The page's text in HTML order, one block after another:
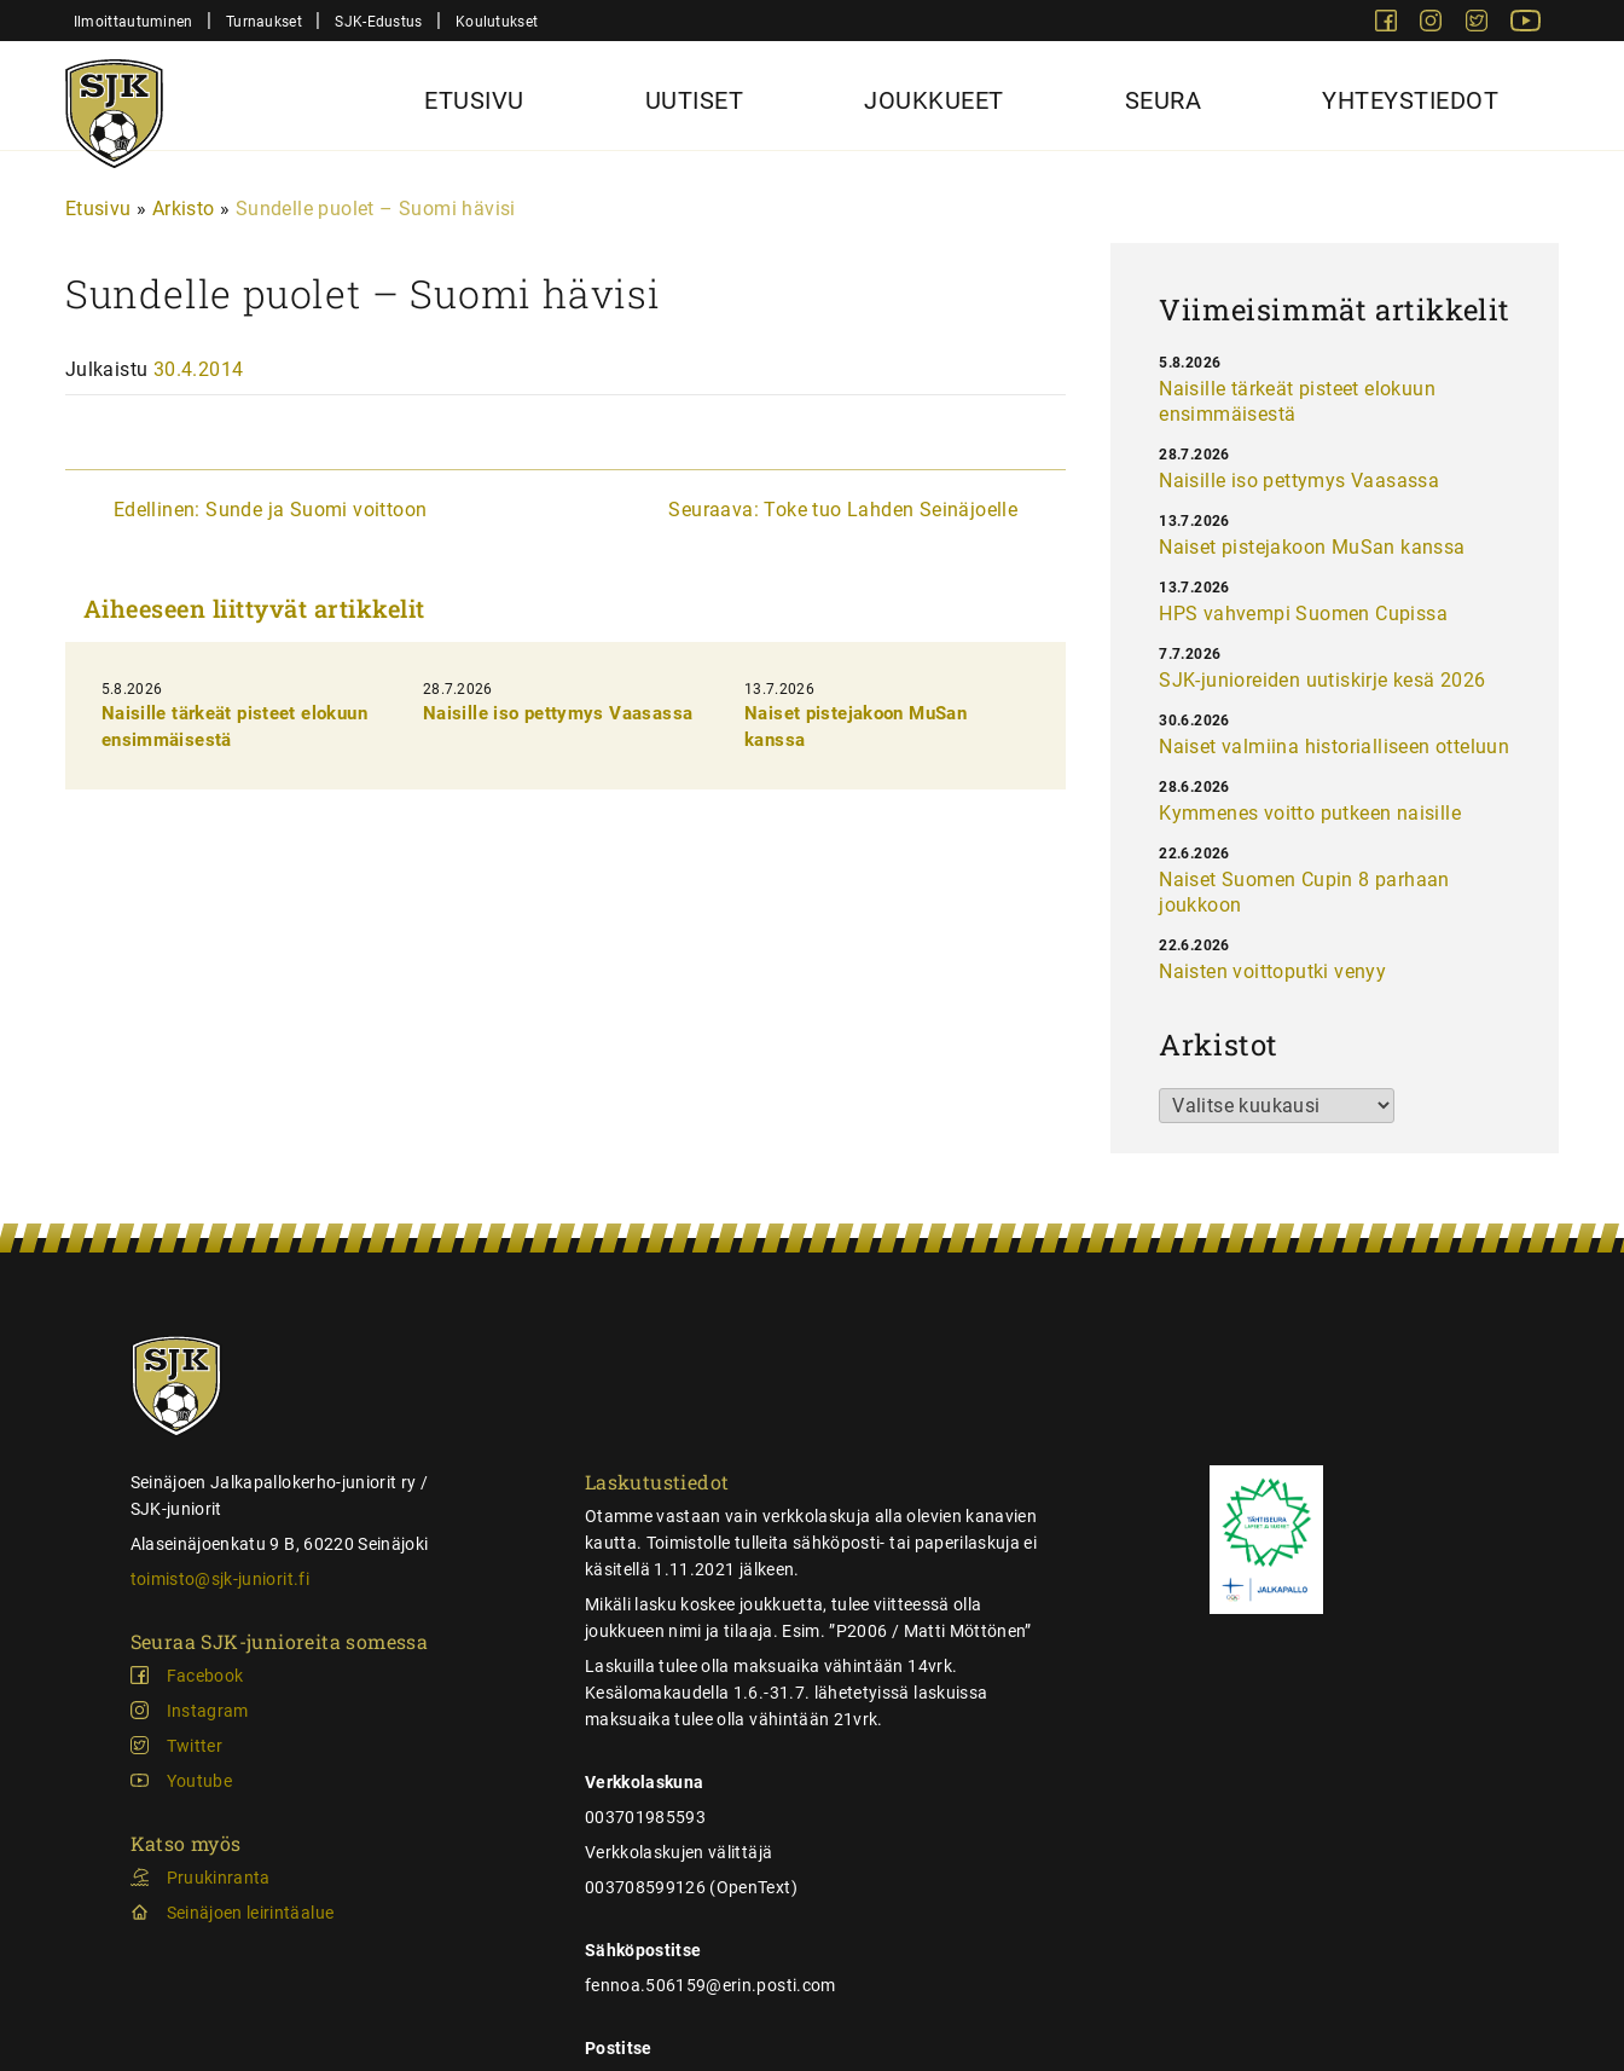
sisältöön
Ilmoittautuminen | Turnaukset | SJK-Edustus | Koulutukset FacebookInstagram
Twitter
Sjk-
Juniorit
ETUSIVU UUTISET JOUKKUEET SEURA YHTEYSTIEDOT
Etusivu » Arkisto » Sundelle puolet – Suomi hävisi
Sundelle puolet – Suomi hävisi
Julkaistu 30.4.2014
A
i
k
e
Edellinen: Sunde ja Suomi voittoon Seuraava: Toke tuo Lahden Seinäjoelle
Aiheeseen liittyvät artikkelit
5.8.2026
Naisille tärkeät pisteet elokuun
ensimmäisestä
28.7.2026
Naisille iso pettymys Vaasassa
13.7.2026
Naiset pistejakoon MuSan
kanssa
Viimeisimmät artikkelit
Naisille tärkeät pisteet elokuun
ensimmäisestä
5.8.2026
Naisille iso pettymys Vaasassa
28.7.2026
Naiset pistejakoon MuSan kanssa
13.7.2026
HPS vahvempi Suomen Cupissa
13.7.2026
SJK-junioreiden uutiskirje kesä 2026
7.7.2026
Naiset valmiina historialliseen otteluun
30.6.2026
Kymmenes voitto putkeen naisille
28.6.2026
Naiset Suomen Cupin 8 parhaan
joukkoon
22.6.2026
Naisten voittoputki venyy
22.6.2026
Arkistot
Arkistot
SJK-
juniorit
Seinäjoen Jalkapallokerho-juniorit ry /
SJK-juniorit
Alaseinäjoenkatu 9 B, 60220 Seinäjoki
toimisto@sjk-juniorit.fi
Seuraa SJK-junioreita somessa
Facebook
Instagram
Twitter
Youtube
Katso myös
Pruukinranta
Seinäjoen leirintäalue
Laskutustiedot
Otamme vastaan vain verkkolaskuja alla olevien kanavien
kautta. Toimistolle tulleita sähköposti- tai paperilaskuja ei
käsitellä 1.11.2021 jälkeen.
Mikäli lasku koskee joukkuetta, tulee viitteessä olla
joukkueen nimi ja tilaaja. Esim. ”P2006 / Matti Möttönen”
Laskuilla tulee olla maksuaika vähintään 14vrk.
Kesälomakaudella 1.6.-31.7. lähetetyissä laskuissa
maksuaika tulee olla vähintään 21vrk.
Verkkolaskuna
003701985593
Verkkolaskujen välittäjä
003708599126 (OpenText)
Sähköpostitse
fennoa.506159@erin.posti.com
Postitse